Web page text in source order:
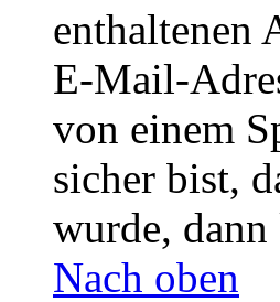
enthaltenen
E-Mail-
von einem
sicher bist,
wurde,
Nach oben